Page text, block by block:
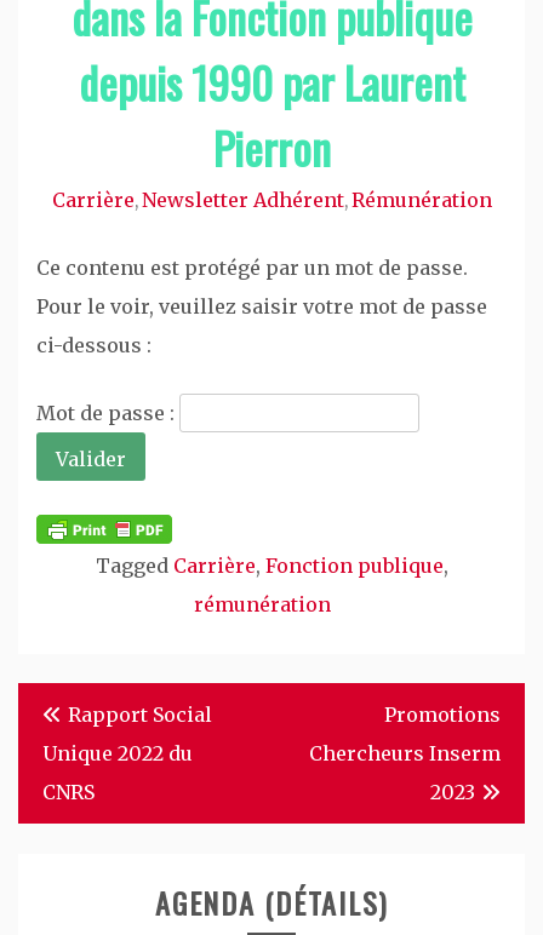
dans la Fonction publique
depuis 1990 par Laurent
Pierron
Carrière,Newsletter Adhérent,Rémunération
Ce contenu est protégé par un mot de passe.
Pour le voir, veuillez saisir votre mot de passe
ci-dessous :
Mot de passe :
Tagged Carrière, Fonction publique,
rémunération
Navigation
l’article
Rapport Social
Unique 2022 du
CNRS
Promotions
Chercheurs Inserm
2023
AGENDA (DÉTAILS)